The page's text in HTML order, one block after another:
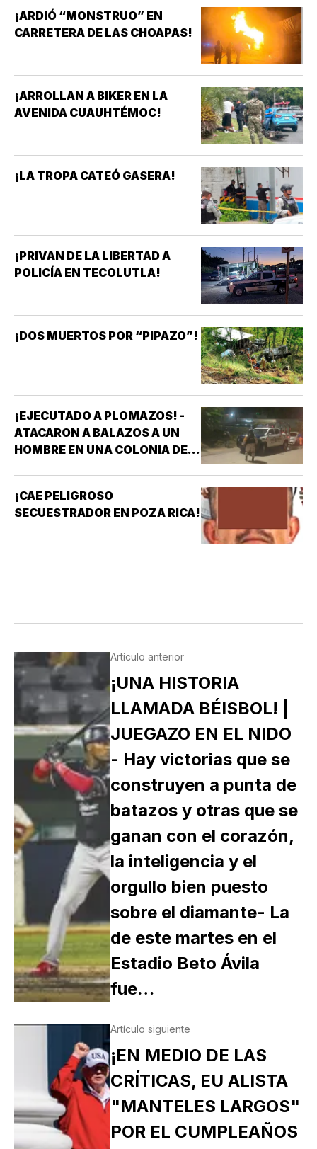
¡ARDIÓ “MONSTRUO” EN
CARRETERA DE LAS CHOAPAS!
¡ARROLLAN A BIKER EN LA
AVENIDA CUAUHTÉMOC!
¡LA TROPA CATEÓ GASERA!
¡PRIVAN DE LA LIBERTAD A
POLICÍA EN TECOLUTLA!
¡DOS MUERTOS POR “PIPAZO”!
¡EJECUTADO A PLOMAZOS! -
ATACARON A BALAZOS A UN
HOMBRE EN UNA COLONIA DE
¡CAE PELIGROSO
SECUESTRADOR EN POZA RICA!
Artículo anterior
¡UNA HISTORIA
LLAMADA BÉISBOL! |
JUEGAZO EN EL NIDO
- Hay victorias que se
construyen a punta de
batazos y otras que se
ganan con el corazón,
la inteligencia y el
orgullo bien puesto
sobre el diamante- La
de este martes en el
Estadio Beto Ávila
fue…
Artículo siguiente
¡EN MEDIO DE LAS
CRÍTICAS, EU ALISTA
"MANTELES LARGOS"
POR EL CUMPLEAÑOS